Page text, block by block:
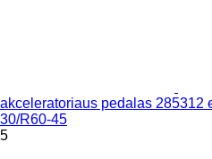
akceleratoriaus pedalas 285312
30/R60-45
5